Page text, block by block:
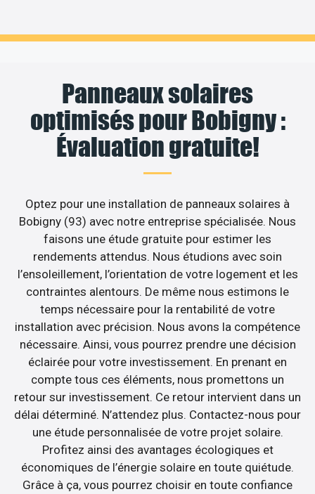
Panneaux solaires
optimisés pour Bobigny :
Évaluation gratuite!
Optez pour une installation de panneaux solaires à
Bobigny (93) avec notre entreprise spécialisée. Nous
faisons une étude gratuite pour estimer les
rendements attendus. Nous étudions avec soin
l’ensoleillement, l’orientation de votre logement et les
contraintes alentours. De même nous estimons le
temps nécessaire pour la rentabilité de votre
installation avec précision. Nous avons la compétence
nécessaire. Ainsi, vous pourrez prendre une décision
éclairée pour votre investissement. En prenant en
compte tous ces éléments, nous promettons un
retour sur investissement. Ce retour intervient dans un
délai déterminé. N’attendez plus. Contactez-nous pour
une étude personnalisée de votre projet solaire.
Profitez ainsi des avantages écologiques et
économiques de l’énergie solaire en toute quiétude.
Grâce à ça, vous pourrez choisir en toute confiance